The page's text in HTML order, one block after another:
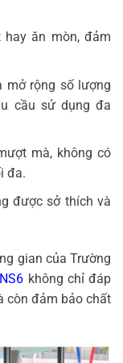
hay ăn mòn, đảm
mở rộng số lượng
cầu sử dụng đa
mà, không có
đa.
được sở thích và
gian của Trường
không chỉ đáp
còn đảm bảo chất